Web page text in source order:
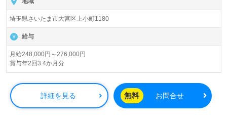
県大宮市）様の運営です。従業員数127名以上、埼玉県を
中心に特別養護老人ホーム、ショートステイ、デイサービ
ス、居宅介護支援事業を展開されています。
◎ご利用者様の今までとこれからを職員様全員参加でサポ
ート！多職種協働によるチームワークを大切にする事業所
様！◎
看護助手や介護職経験のある方をお迎えします。特別養護
老人ホームでの勤務経験は問いません。新卒～ベテランク
ラスの職員様が活躍中！それぞれの成長に沿ったOJT/研修
埼玉県さいたま市大宮区上小町1180
給与
月給248,000円～276,000円
賞与年2回3.4か月分
詳細を見る 無料 お問合せ